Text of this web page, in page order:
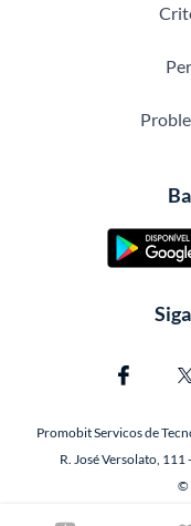
Promobit Servicos de
R. José Versolato, 111
©